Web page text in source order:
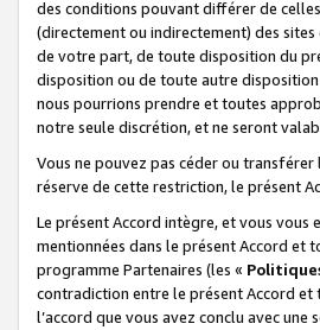
des conditions pouvant différer de
(directement ou indirectement) des
de votre part, de toute disposition du
disposition ou de toute autre
nous pourrions prendre et toutes
notre seule discrétion, et ne seront
Vous ne pouvez pas céder ou
réserve de cette restriction, le présent
Le présent Accord intègre, et vous vous
mentionnées dans le présent Accord et
programme Partenaires (les «
contradiction entre le présent Accord et
l’accord que vous avez conclu avec